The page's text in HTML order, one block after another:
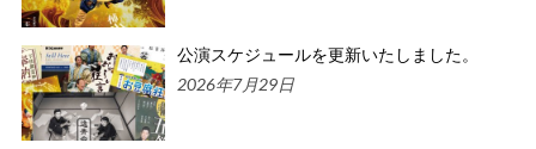
公演スケジュールを更新いたしました。
2026年7月29日